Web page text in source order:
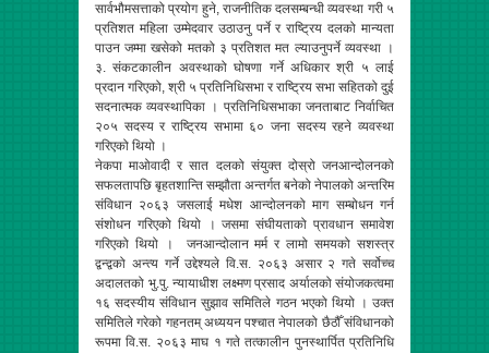
सार्वभौमसत्ताको प्रयोग हुने, राजनीतिक दलसम्बन्धी व्यवस्था गरी ५
प्रतिशत महिला उम्मेदवार उठाउनु पर्ने र राष्ट्रिय दलको मान्यता
पाउन जम्मा खसेको मतको ३ प्रतिशत मत ल्याउनुपर्ने व्यवस्था ।
३. संकटकालीन अवस्थाको घोषणा गर्ने अधिकार श्री ५ लाई
प्रदान गरिएको, श्री ५ प्रतिनिधिसभा र राष्ट्रिय सभा सहितको दुई
सदनात्मक व्यवस्थापिका । प्रतिनिधिसभाका जनताबाट निर्वाचित
२०५ सदस्य र राष्ट्रिय सभामा ६० जना सदस्य रहने व्यवस्था
गरिएको थियो ।
नेकपा माओवादी र सात दलको संयुक्त दोस्रो जनआन्दोलनको
सफलतापछि बृहतशान्ति सम्झौता अन्तर्गत बनेको नेपालको अन्तरिम
संविधान २०६३ जसलाई मधेश आन्दोलनको माग सम्बोधन गर्न
संशोधन गरिएको थियो । जसमा संघीयताको प्रावधान समावेश
गरिएको थियो । जनआन्दोलान मर्म र लामो समयको सशस्त्र
द्वन्द्वको अन्त्य गर्ने उद्देश्यले वि.स. २०६३ असार २ गते सर्वोच्च
अदालतको भु.पु. न्यायाधीश लक्ष्मण प्रसाद अर्यालको संयोजकत्वमा
१६ सदस्यीय संविधान सुझाव समितिले गठन भएको थियो । उक्त
समितिले गरेको गहनतम् अध्ययन पश्चात नेपालको छैठौँ संविधानको
रूपमा वि.स. २०६३ माघ १ गते तत्कालीन पुनस्थार्पित प्रतिनिधि